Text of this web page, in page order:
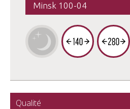
Minsk 100-04
Qualité